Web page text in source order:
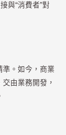
與“消費者”對
準。如今，商業
由業務開發，